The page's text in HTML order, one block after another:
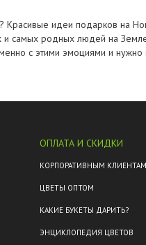
Красивые идеи подарков на
самых родных людей на
с этими эмоциями и
ОПЛАТА И СКИДКИ
КОРПОРАТИВНЫМ КЛИЕНТАМ
ЦВЕТЫ ОПТОМ
КАКИЕ БУКЕТЫ ДАРИТЬ?
ЭНЦИКЛОПЕДИЯ ЦВЕТОВ